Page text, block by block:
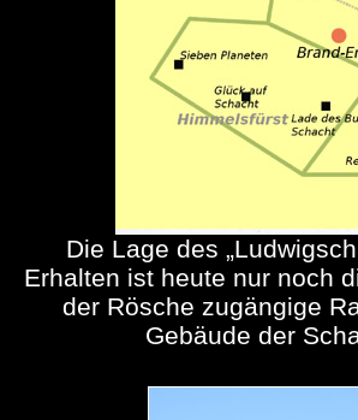
Die Lage des
Erhalten ist heute nur noch
der Rösche zugängige
Gebäude der